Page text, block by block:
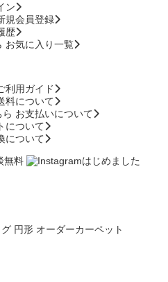
ン
規会員登録
歴
お気に入り一覧
利用ガイド
料について
お支払いについて
について
について
グ 円形 オーダーカーペット